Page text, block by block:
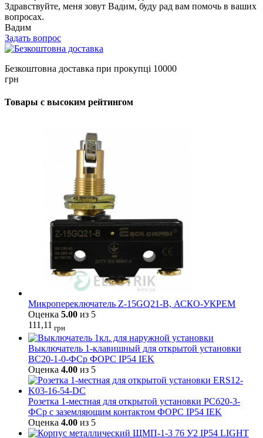
Здравствуйте, меня зовут Вадим, буду рад вам помочь в ваших
вопросах.
Вадим
Задать вопрос
Безкоштовна доставка при прокупці 10000
грн
Товары с высоким рейтингом
Микропереключатель Z-15GQ21-B, АСКО-УКРЕМ
Оценка 5.00 из 5
111,11 грн
Выключатель 1-клавишный для открытой установки
ВС20-1-0-ФСр ФОРС IP54 IEK
Оценка 4.00 из 5
Розетка 1-местная для открытой установки РСб20-3-
ФСр с заземляющим контактом ФОРС IP54 IEK
Оценка 4.00 из 5